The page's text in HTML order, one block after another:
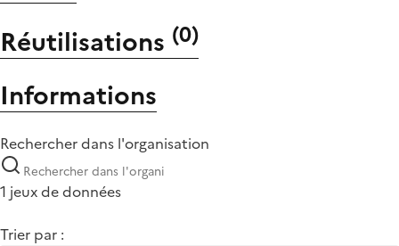
Réutilisations (0)
Informations
Rechercher dans l'organisation
1 jeux de données
Trier par :